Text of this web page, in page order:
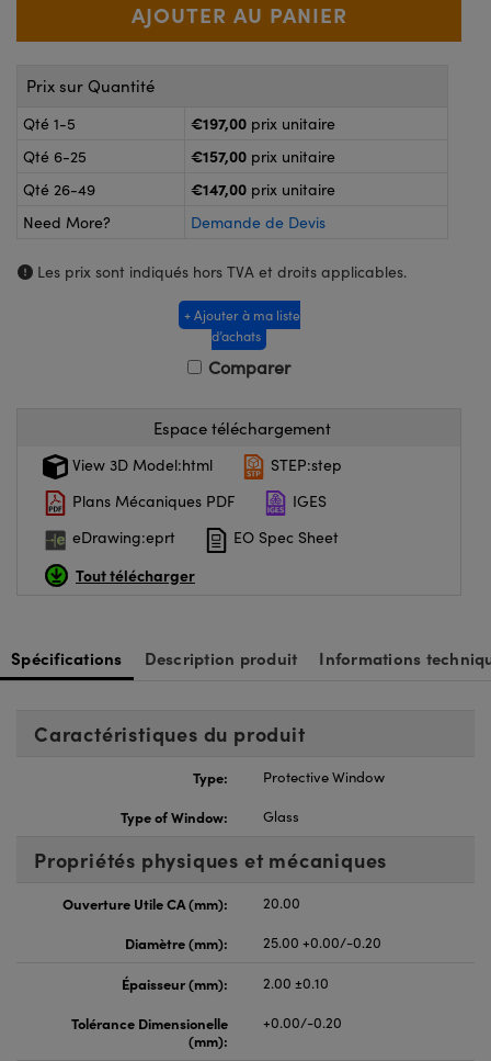
: Microscopie
: Caméras
Optiques Lightpath
Prix sur Quantité
Qté 1-5 €197,00 prix unitaire
Qté 6-25
€157,00 prix unitaire
Qté 26-49
€147,00 prix unitaire
Need More?
Demande de Devis
Les prix sont indiqués hors TVA et droits applicables.
+ Ajouter à ma liste
d’achats
Comparer
Espace téléchargement
View 3D Model:html
STEP:step
Plans Mécaniques PDF
IGES
eDrawing:eprt
EO Spec Sheet
Tout télécharger
Spécifications Description produit Informations
Caractéristiques du produit
Type:
Protective Window
Type of Window:
Glass
Propriétés physiques et mécaniques
Ouverture Utile CA (mm):
20.00
Diamètre (mm):
25.00 +0.00/-0.20
Épaisseur (mm):
2.00 ±0.10
Tolérance Dimensionelle
(mm):
+0.00/-0.20